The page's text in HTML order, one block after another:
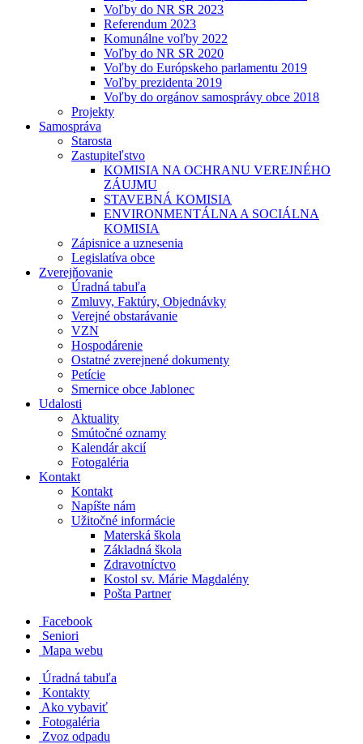
Voľby do NR SR 2023
Referendum 2023
Komunálne voľby 2022
Voľby do NR SR 2020
Voľby do Európskeho parlamentu 2019
Voľby prezidenta 2019
Voľby do orgánov samosprávy obce 2018
Projekty
Samospráva
Starosta
Zastupiteľstvo
KOMISIA NA OCHRANU VEREJNÉHO
ZÁUJMU
STAVEBNÁ KOMISIA
ENVIRONMENTÁLNA A SOCIÁLNA
KOMISIA
Zápisnice a uznesenia
Legislatíva obce
Zverejňovanie
Úradná tabuľa
Zmluvy, Faktúry, Objednávky
Verejné obstarávanie
VZN
Hospodárenie
Ostatné zverejnené dokumenty
Petície
Smernice obce Jablonec
Udalosti
Aktuality
Smútočné oznamy
Kalendár akcií
Fotogaléria
Kontakt
Kontakt
Napíšte nám
Užitočné informácie
Materská škola
Základná škola
Zdravotníctvo
Kostol sv. Márie Magdalény
Pošta Partner
Facebook
Seniori
Mapa webu
Úradná tabuľa
Kontakty
Ako vybaviť
Fotogaléria
Zvoz odpadu